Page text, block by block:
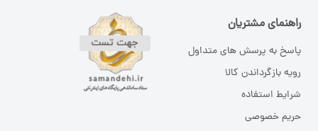
راهنمای مشتریان
پاسخ به پرسش های متداول
رویه بازگرداندن کالا
شرایط استفاده
حریم خصوصی